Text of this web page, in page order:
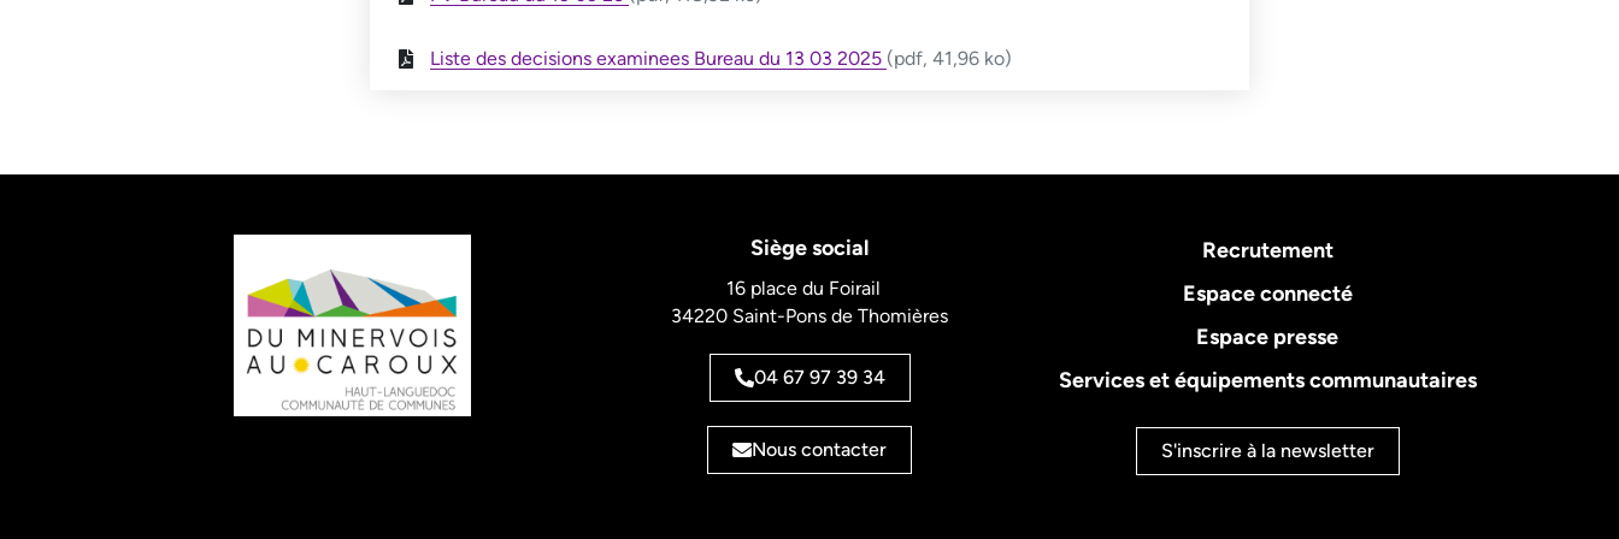
Liste des decisions examinees Bureau du 13 03 2025 (pdf, 41,96 ko)
Siège social
16 place du Foirail
34220 Saint-Pons de Thomières
04 67 97 39 34
Nous contacter
Recrutement
Espace connecté
Espace presse
Services et équipements communautaires
S'inscrire à la newsletter